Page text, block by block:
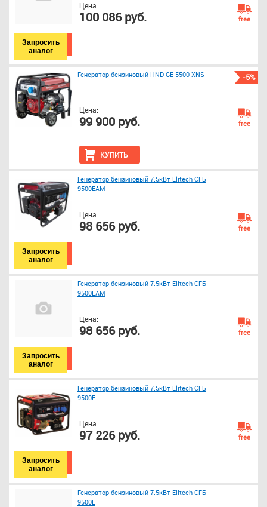
Цена:
100 086 руб.
Запросить
аналог
free
-5%
Генератор бензиновый HND GE 5500 XNS
КУПИТЬ
Цена:
99 900 руб. free
Генератор бензиновый 7.5кВт Elitech СГБ
9500ЕАМ
Цена:
98 656 руб.
Запросить
аналог
free
Генератор бензиновый 7.5кВт Elitech СГБ
9500ЕАМ
Цена:
98 656 руб.
Запросить
аналог
free
Генератор бензиновый 7.5кВт Elitech СГБ
9500Е
Цена:
97 226 руб.
Запросить
аналог
free
Генератор бензиновый 7.5кВт Elitech СГБ
9500Е